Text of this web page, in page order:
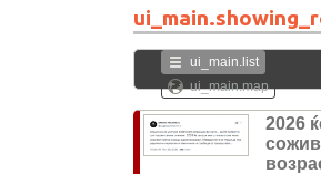
ui_main.list
ui_main.map
2026